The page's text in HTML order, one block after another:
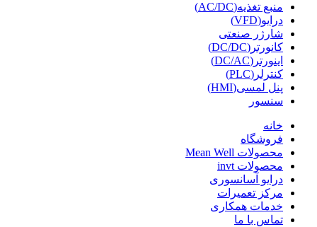
منبع تغذیه(AC/DC)
درایو(VFD)
شارژر صنعتی
کانورتر(DC/DC)
اینورتر(DC/AC)
کنترلر(PLC)
پنل لمسی(HMI)
سنسور
خانه
فروشگاه
محصولات Mean Well
محصولات invt
درایو آسانسوری
مرکز تعمیرات
خدمات همکاری
تماس با ما